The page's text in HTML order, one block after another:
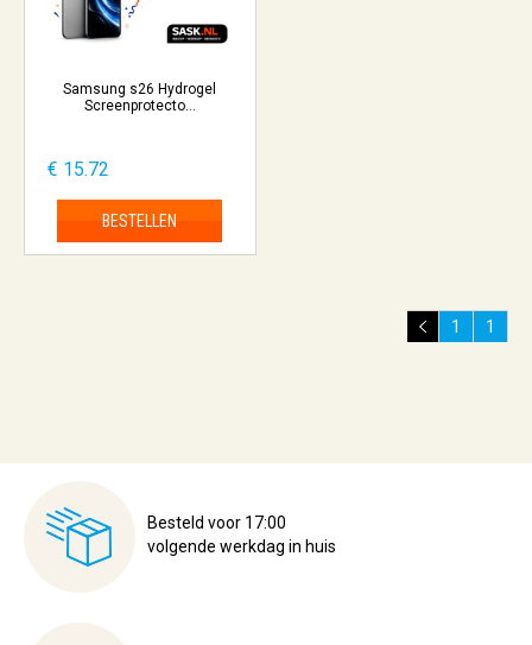
Samsung s26 Hydrogel
Screenprotecto...
€ 15.72
BESTELLEN
1 1
Besteld voor 17:00
volgende werkdag in huis